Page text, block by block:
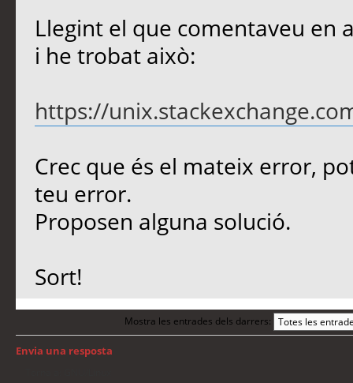
Llegint el que comentaveu en
i he trobat això:
https://
Crec que és el mateix error,
teu error.
Proposen alguna solució.
Sort!
Mostra les entrades dels darrers:
Envia una resposta